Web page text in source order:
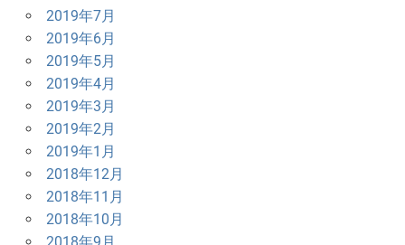
2019年7月
2019年6月
2019年5月
2019年4月
2019年3月
2019年2月
2019年1月
2018年12月
2018年11月
2018年10月